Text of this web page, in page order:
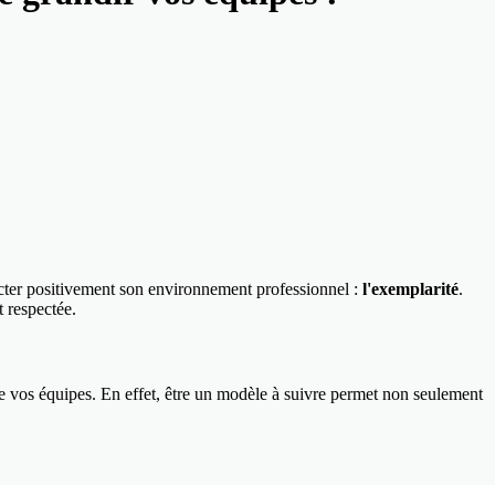
positivement son environnement professionnel : l'exemplarité.
équipes. En effet, être un modèle à suivre permet non seulement